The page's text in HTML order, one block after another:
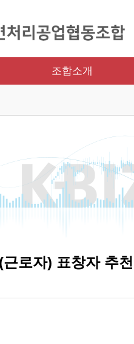
조합소개
로자) 표창자 추